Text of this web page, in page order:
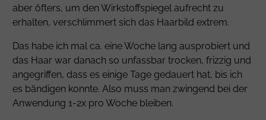
aber öfters, um den Wirkstoffspiegel aufrecht zu
erhalten, verschlimmert sich das Haarbild extrem.
Das habe ich mal ca. eine Woche lang ausprobiert und
das Haar war danach so unfassbar trocken, frizzig und
angegriffen, dass es einige Tage gedauert hat, bis ich
es bändigen konnte. Also muss man zwingend bei der
Anwendung 1-2x pro Woche bleiben.